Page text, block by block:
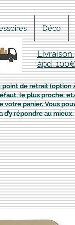
Déco
àpd.
de retrait (option
le plus proche,
votre panier. Vous
d’y répondre au